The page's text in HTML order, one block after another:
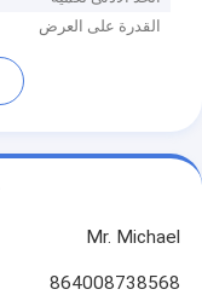
القدرة على العرض
Mr. Michael
864008738568